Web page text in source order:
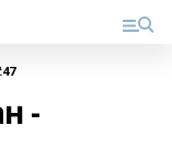
-